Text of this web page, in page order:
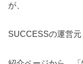
が、
SUCCESSの運営元